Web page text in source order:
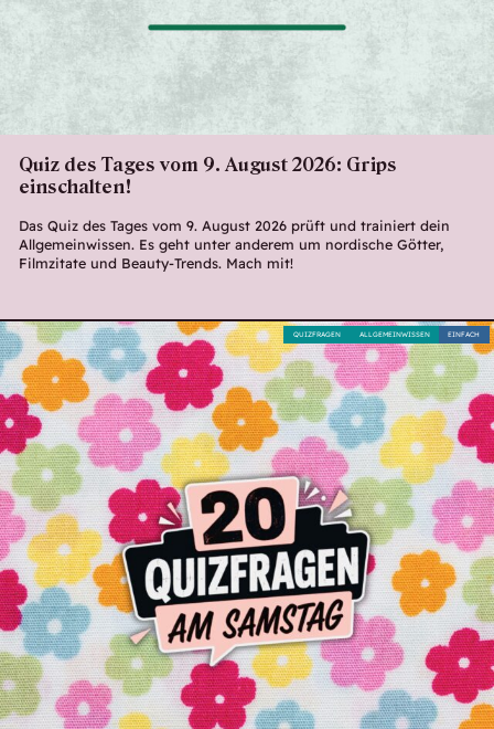
Quiz des Tages vom 9. August 2026: Grips
einschalten!
Das Quiz des Tages vom 9. August 2026 prüft und trainiert dein
Allgemeinwissen. Es geht unter anderem um nordische Götter,
Filmzitate und Beauty-Trends. Mach mit!
EINFACH
ALLGEMEINWISSEN
QUIZFRAGEN